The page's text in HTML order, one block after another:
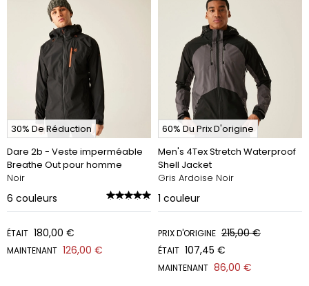
30% De Réduction
Dare 2b - Veste imperméable
Breathe Out pour homme
Noir
6 couleurs
ÉTAIT 180,00 €
MAINTENANT 126,00 €
60% Du Prix D'origine
Men's 4Tex Stretch Waterproof
Shell Jacket
Gris Ardoise Noir
1 couleur
PRIX D'ORIGINE 215,00 €
ÉTAIT 107,45 €
MAINTENANT 86,00 €